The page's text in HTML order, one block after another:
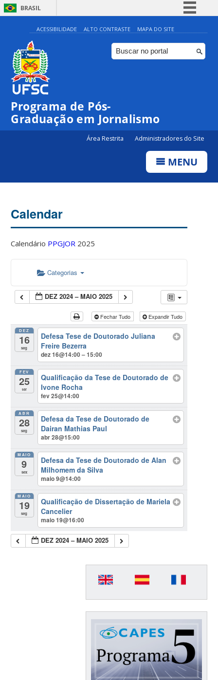
BRASIL
Simplifique!
Comunica BR
Participe
ACESSIBILIDADE ALTO CONTRASTE MAPA DO SITE
Programa de Pós-
Graduação em Jornalismo
Área Restrita Administradores do Site
MENU
Calendar
Calendário PPGJOR 2025
Categorias
DEZ 2024 – MAIO 2025
Fechar Tudo Expandir Tudo
DEZ
16
seg
Defesa Tese de Doutorado Juliana
Freire Bezerra
dez 16@14:00 – 15:00
FEV
25
ter
Qualificação da Tese de Doutorado de
Ivone Rocha
fev 25@14:00
ABR
28
seg
Defesa da Tese de Doutorado de
Dairan Mathias Paul
abr 28@15:00
MAIO
9
sex
Defesa da Tese de Doutorado de Alan
Milhomem da Silva
maio 9@14:00
MAIO
19
seg
Qualificação de Dissertação de Mariela
Cancelier
maio 19@16:00
DEZ 2024 – MAIO 2025